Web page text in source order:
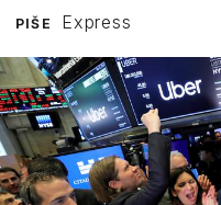
PIŠE Express